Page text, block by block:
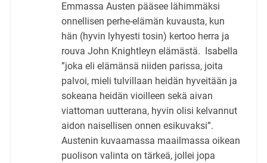
Emmassa Austen pääsee lähimmäksi
onnellisen perhe-elämän kuvausta, kun
hän (hyvin lyhyesti tosin) kertoo herra ja
rouva John Knightleyn elämästä. Isabella
”joka eli elämänsä niiden parissa, joita
palvoi, mieli tulvillaan heidän hyveitään ja
sokeana heidän vioilleen sekä aivan
viattoman uutterana, hyvin olisi kelvannut
aidon naisellisen onnen esikuvaksi”.
Austenin kuvaamassa maailmassa oikean
puolison valinta on tärkeä, jollei jopa